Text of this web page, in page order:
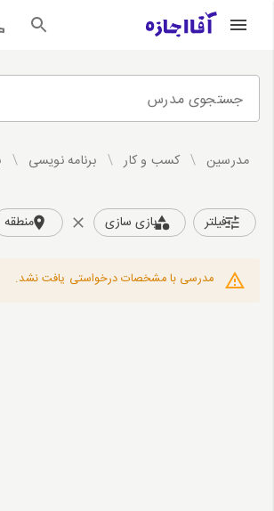
جستجوی مدرس
مدرسین / کسب و کار / برنامه نویسی /
فیلتر بازی سازی منطقه
مدرسی با مشخصات درخواستی یافت نشد.